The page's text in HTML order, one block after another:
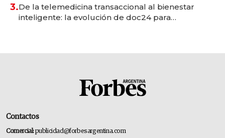
3.De la telemedicina transaccional al bienestar
inteligente: la evolución de doc24 para
Contactos
Comercial:publicidad@forbesargentina.com